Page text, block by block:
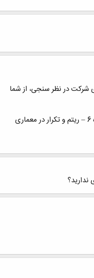
شرکت در نظر سنجی، از شما